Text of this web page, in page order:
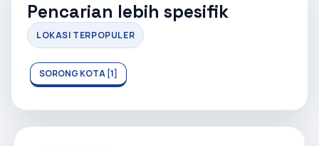
Pencarian lebih spesifik
LOKASI TERPOPULER
SORONG KOTA [1]